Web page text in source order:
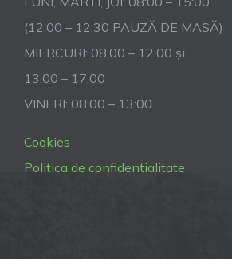
(12:00 – 12:30 PAUZĂ DE MASĂ)
MIERCURI: 08:00 – 12:00 și
13:00 – 17:00
VINERI: 08:00 – 13:00
Cookies
Politica de confidentialitate